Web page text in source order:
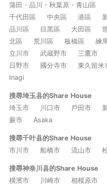
蒲田・品川・秋葉原・青山區
千代田區
中央區 港區
品川區
目黒區 大田區
北區
荒川區 板橋區 練
立川市
武蔵野市 三鷹市
日野市
國分寺市 東久留米
Inagi
搜尋埼玉县的Share House
埼玉市
川口市 戶田市
蕨市
Asaka
搜尋千叶县的Share House
市川市
船橋市 流山市
搜尋神奈川县的Share House
橫濱市
川崎市 相模原市